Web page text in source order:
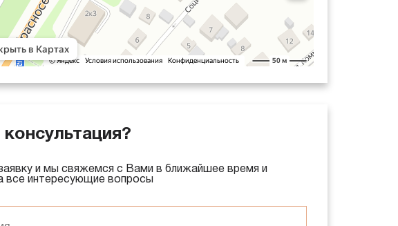
и мы свяжемся с Вами в ближайшее время и
все интересующие вопросы